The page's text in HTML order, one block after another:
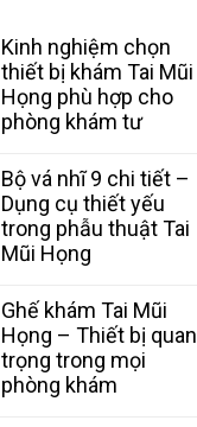
Kinh nghiệm chọn
thiết bị khám Tai Mũi
Họng phù hợp cho
phòng khám tư
Bộ vá nhĩ 9 chi tiết –
Dụng cụ thiết yếu
trong phẫu thuật Tai
Mũi Họng
Ghế khám Tai Mũi
Họng – Thiết bị quan
trọng trong mọi
phòng khám